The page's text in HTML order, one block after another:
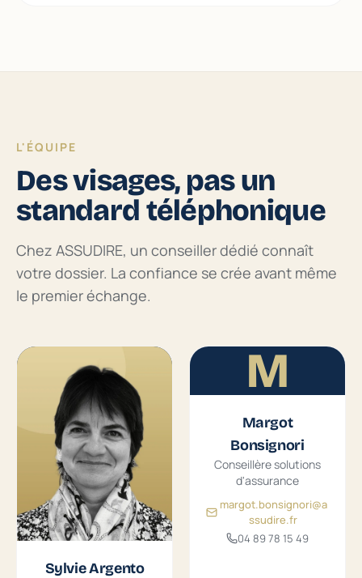
L'ÉQUIPE
Des visages, pas un
standard téléphonique
Chez ASSUDIRE, un conseiller dédié connaît
votre dossier. La confiance se crée avant même
le premier échange.
Sylvie Argento
M
Margot
Bonsignori
Conseillère solutions
d'assurance
margot.bonsignori@a
ssudire.fr
04 89 78 15 49